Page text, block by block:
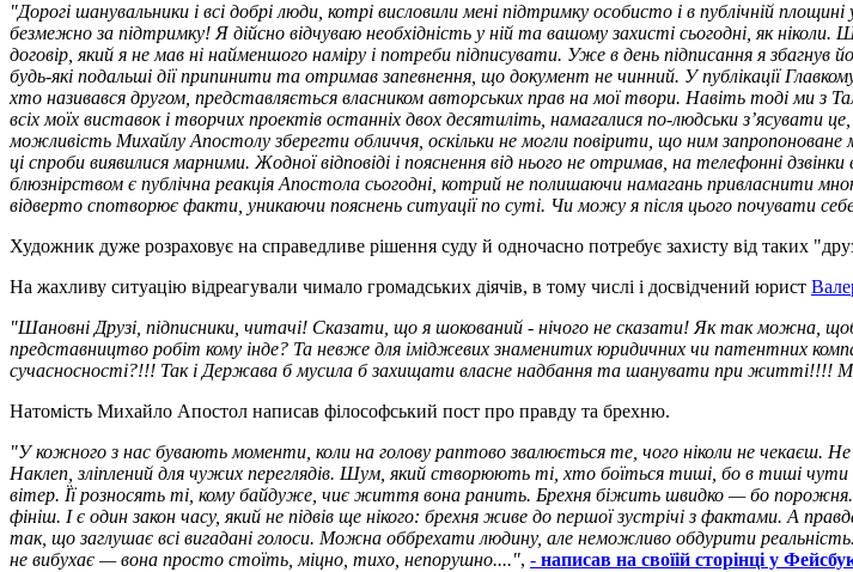
"Дорогі шанувальники і всі добрі люди, котрі висловили мені підтримку особисто і в публічній
безмежно за підтримку! Я дійсно відчуваю необхідність у ній та вашому захисті сьогодні, як
договір, який я не мав ні найменшого наміру і потреби підписувати. Уже в день підписання я збагнув
будь-які подальші дії припинити та отримав запевнення, що документ не чинний. У публікації
хто називався другом, представляється власником авторських прав на мої твори. Навіть тоді ми з
всіх моїх виставок і творчих проектів останніх двох десятиліть, намагалися по-людськи
можливість Михайлу Апостолу зберегти обличчя, оскільки не могли повірити, що ним
ці спроби виявилися марними. Жодної відповіді і пояснення від нього не отримав, на телефонні
блюзнірством є публічна реакція Апостола сьогодні, котрий не полишаючи намагань привласнити
відверто спотворює факти, уникаючи пояснень ситуації по суті. Чи можу я після цього почувати себе
Художник дуже розраховує на справедливе рішення суду й одночасно потребує захисту від таких
На жахливу ситуацію відреагували чимало громадських діячів, в тому числі і досвідчений юрист
"Шановні Друзі, підписники, читачі! Сказати, що я шокований - нічого не сказати! Як так можна, щоб
представництво робіт кому інде? Та невже для іміджевих знаменитих юридичних чи патентних
сучасносності?!!! Так і Держава б мусила б захищати власне надбання та шанувати при житті!!!!
Натомість Михайло Апостол написав філософський пост про правду та брехню.
"У кожного з нас бувають моменти, коли на голову раптово звалюється те, чого ніколи не чекаєш.
Наклеп, зліплений для чужих переглядів. Шум, який створюють ті, хто боїться тиші, бо в тиші
вітер. Її розносять ті, кому байдуже, чиє життя вона ранить. Брехня біжить швидко — бо
фініш. І є один закон часу, який не підвів ще нікого: брехня живе до першої зустрічі з фактами. А
так, що заглушає всі вигадані голоси. Можна оббрехати людину, але неможливо обдурити
не вибухає — вона просто стоїть, міцно, тихо, непорушно....", - написав на своїій сторінці у